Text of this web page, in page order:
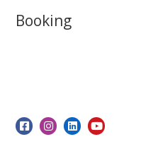
Booking